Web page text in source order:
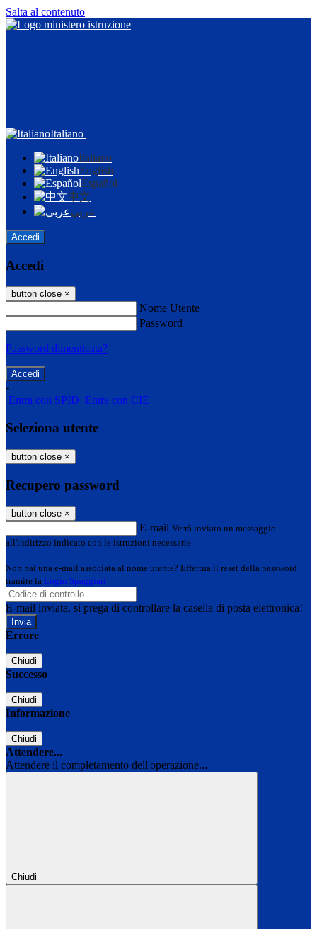
Salta al contenuto
Italiano
Italiano
English
Español
中文
عربى
Accedi
Accedi
button close ×
Nome Utente
Password
Password dimenticata?
-
Entra con SPID Entra con CIE
Seleziona utente
button close ×
Recupero password
button close ×
E-mail Verrà inviato un messaggio
all'indirizzo indicato con le istruzioni necessarie.
Non hai una e-mail associata al nome utente? Effettua il reset della password
tramite la Login Spaggiari
E-mail inviata, si prega di controllare la casella di posta elettronica!
Errore
Chiudi
Successo
Chiudi
Informazione
Chiudi
Attendere...
Attendere il completamento dell'operazione...
Chiudi